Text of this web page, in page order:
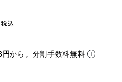
税込
円から。分割手数料無料